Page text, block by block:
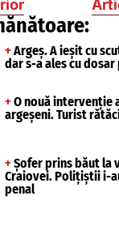
+ Argeș. A ieșit cu
dar s-a ales cu dosar
+ O nouă intervenție
argeșeni. Turist
+ Șofer prins băut la
Craiovei. Polițiștii i-
penal